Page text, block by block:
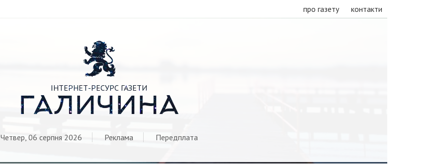
про газету контакти

ІНТЕРНЕТ-РЕСУРС ГАЗЕТИ
ГАЛИЧИНА
Четвер, 06 серпня 2026 Реклама Передплата